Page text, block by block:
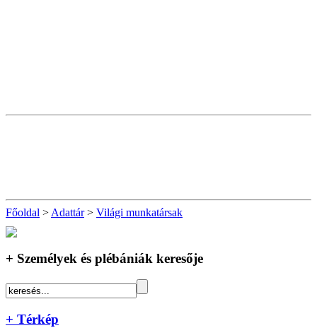
Főoldal > Adattár> Világi munkatársak
+ Személyek és plébániák keresője
+ Térkép